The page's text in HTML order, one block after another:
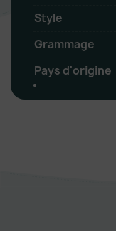
Style
Grammage
Pays d'origine